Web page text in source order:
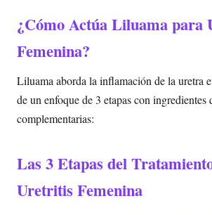
¿Cómo Actúa Liluama para
Femenina?
Liluama aborda la inflamación de la uretra
de un enfoque de 3 etapas con ingredientes
complementarias:
Las 3 Etapas del
Uretritis Femenina